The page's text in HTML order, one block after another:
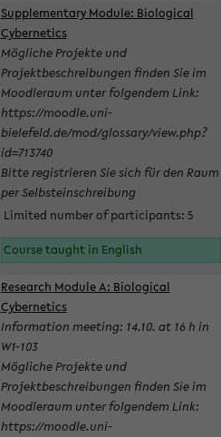
Supplementary Module: Biological
Cybernetics
Mögliche Projekte und
Projektbeschreibungen finden Sie im
Moodleraum unter folgendem Link:
https://moodle.uni-
bielefeld.de/mod/glossary/view.php?
id=713740
Bitte registrieren Sie sich für den Raum
per Selbsteinschreibung
Limited number of participants: 5
Course taught in English
Research Module A: Biological
Cybernetics
Information meeting: 14.10. at 16 h in
W1-103
Mögliche Projekte und
Projektbeschreibungen finden Sie im
Moodleraum unter folgendem Link:
https://moodle.uni-